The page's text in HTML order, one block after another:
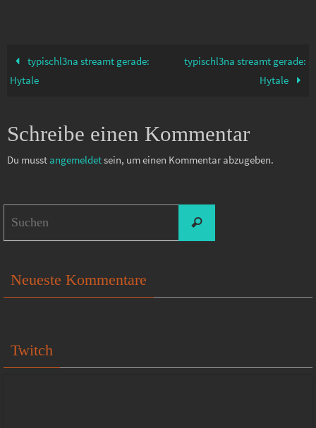
typischl3na streamt gerade:
Hytale
typischl3na streamt gerade:
Hytale
Schreibe einen Kommentar
Du musst angemeldetsein, um einen Kommentar abzugeben.
Suchen
Neueste Kommentare
Twitch